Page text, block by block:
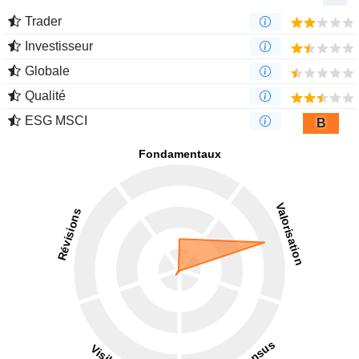
Trader
Investisseur
Globale
Qualité
ESG MSCI
B